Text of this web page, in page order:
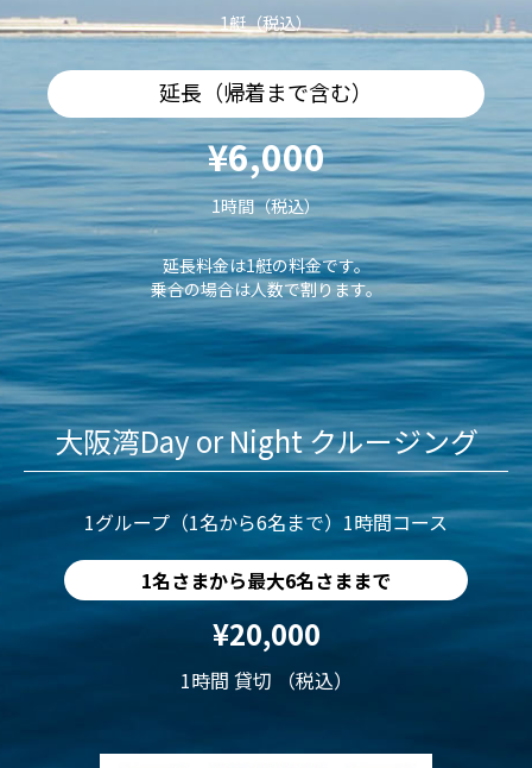
1艇（税込）
延長（帰着まで含む）
¥6,000
1時間（税込）
延長料金は1艇の料金です。
乗合の場合は人数で割ります。
大阪湾Day or Night クルージング
1グループ（1名から6名まで）1時間コース
1名さまから最大6名さままで
¥20,000
1時間 貸切 （税込）